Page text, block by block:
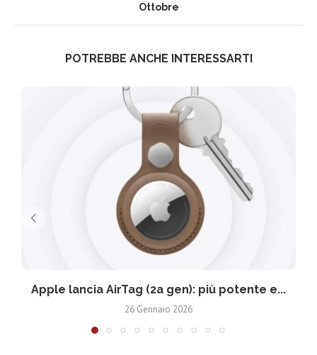
Ottobre
POTREBBE ANCHE INTERESSARTI
Apple lancia AirTag (2a gen): più potente e...
26 Gennaio 2026